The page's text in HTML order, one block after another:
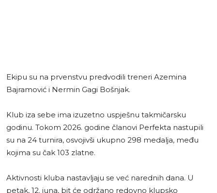
Ekipu su na prvenstvu predvodili treneri Azemina
Bajramović i Nermin Gagi Bošnjak.
Klub iza sebe ima izuzetno uspješnu takmičarsku
godinu. Tokom 2026. godine članovi Perfekta nastupili
su na 24 turnira, osvojivši ukupno 298 medalja, među
kojima su čak 103 zlatne.
Aktivnosti kluba nastavljaju se već narednih dana. U
petak, 12. juna, bit će održano redovno klupsko